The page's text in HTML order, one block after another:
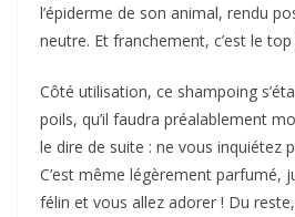
l’épiderme de son animal, rendu
neutre. Et franchement, c’est le top
Côté utilisation, ce shampoing
poils, qu’il faudra préalablement
le dire de suite : ne vous inquiétez
C’est même légèrement parfumé,
félin et vous allez adorer ! Du